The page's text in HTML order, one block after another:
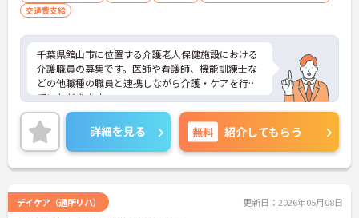
交通費支給
千葉県館山市に位置する介護老人保健施設における
介護職員の募集です。医師や看護師、機能訓練士な
どの他職種の職員と連携しながら介護・ケアを行っ
ていただきます。
勤務日報は週1日～相談可能なので、無理なくプラ
イベートを大切にしながらご勤務いただけます。
ご興味のある方には、面接対策ポイントなど、さら
に詳細をお話しいたしますのでお気軽にご相談くだ
さい！
詳細を見る 無料 紹介してもらう
デイケア（通所リハ） 更新日：2026年05月08日